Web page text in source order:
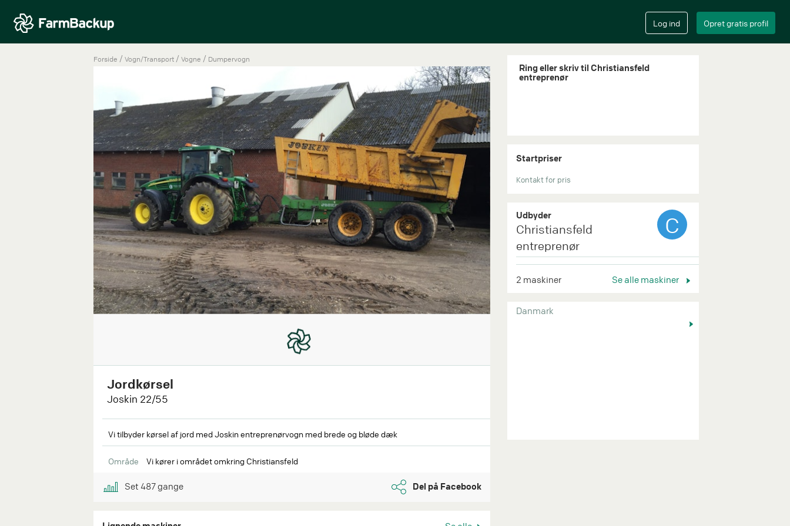
Forside / Vogn/Transport / Vogne / Dumpervogn
Jordkørsel
Joskin 22/55
Vi tilbyder kørsel af jord med Joskin entreprenørvogn med brede og bløde dæk
Område Vi kører i området omkring Christiansfeld
Set 487gange Del på Facebook
Ring eller skriv til Christiansfeld
entreprenør
Startpriser
Kontakt for pris
Udbyder
Christiansfeld
entreprenør
C
2 maskiner Se alle maskiner
Danmark